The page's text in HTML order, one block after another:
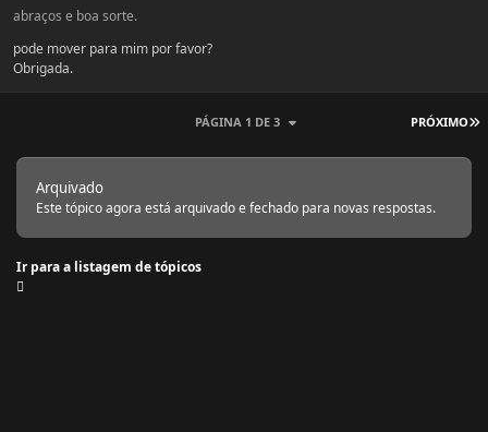
abraços e boa sorte.
pode mover para mim por favor?
Obrigada.
PRÓXIMO
PÁGINA 1 DE 3
Arquivado
Este tópico agora está arquivado e fechado para novas respostas.
Ir para a listagem de tópicos